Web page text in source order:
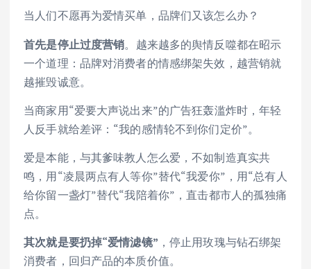
当人们不愿再为爱情买单，品牌们又该怎么办？
首先是停止过度营销。越来越多的舆情反噬都在昭示
一个道理：品牌对消费者的情感绑架失效，越营销就
越摧毁诚意。
当商家用“爱要大声说出来”的广告狂轰滥炸时，年轻
人反手就给差评：“我的感情轮不到你们定价”。
爱是本能，与其爹味教人怎么爱，不如制造真实共
鸣，用“凌晨两点有人等你”替代“我爱你”，用“总有人
给你留一盏灯”替代“我陪着你”，直击都市人的孤独痛
点。
其次就是要扔掉“爱情滤镜” ，停止用玫瑰与钻石绑架
消费者，回归产品的本质价值。